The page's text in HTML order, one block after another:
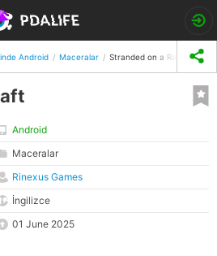
Android Maceralar Stranded on a Raft
Android
Maceralar
Rinexus Games
İngilizce
01 June 2025